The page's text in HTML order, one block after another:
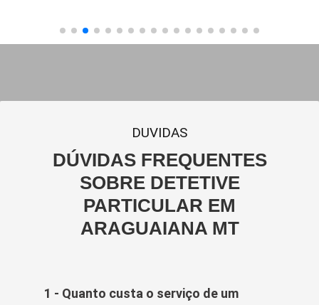
DUVIDAS
DÚVIDAS FREQUENTES
SOBRE DETETIVE
PARTICULAR EM
ARAGUAIANA MT
1 - Quanto custa o serviço de um